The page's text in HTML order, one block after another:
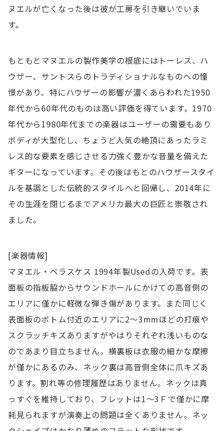
ヌエルが亡くなった後は彼が工房を引き継いでいま
す。
もともとマヌエルの製作美学の根底にはトーレス、ハ
ウザー、サントスらのトラディショナルなものへの憧
憬があり、特にハウザーの影響が濃くあらわれた1950
年代から60年代のものは高い評価を得ています。1970
年代から1980年代までの楽器はユーザーの需要もあり
ボディが大型化し、ちょうど人気の絶頂にあったラミ
レス的な要素を感じさせる力強く豊かな音量を備えた
ギターになっています。その後はもとのハウザースタイ
ルを基調とした伝統的スタイルへと回帰し、2014年に
その生涯を閉じるまでアメリカ最大の巨匠と崇敬され
ました。
[楽器情報]
マヌエル・ベラスケス 1994年製Usedの入荷です。表
面板の指板脇からサウンドホールにかけての高音側の
エリアに僅かに軽微な弾き傷があります。また同じく
表面板のボトム付近のエリアに2～3mmほどの打痕や
スクラッチキズありますがやはりそれぞれ浅いものな
のであまり目立ちません。横裏板は衣服の細かな摩擦
が僅かにあるのみ、ネック裏は高音側全体に爪キズあ
ります。割れ等の修理履歴はありません。ネックは真
っすぐを維持しており、フレットは1～3Ｆで僅かに摩
耗見られますが演奏上の問題は全くありません。ネッ